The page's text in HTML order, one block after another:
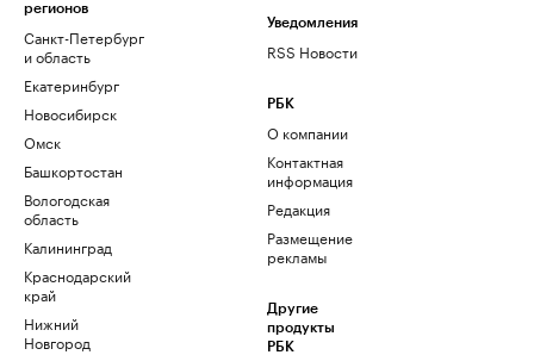
регионов
Санкт-Петербург
и область
Екатеринбург
Новосибирск
Омск
Башкортостан
Вологодская
область
Калининград
Краснодарский
край
Нижний
Новгород
Уведомления
RSS Новости
РБК
О компании
Контактная
информация
Редакция
Размещение
рекламы
Другие
продукты
РБК